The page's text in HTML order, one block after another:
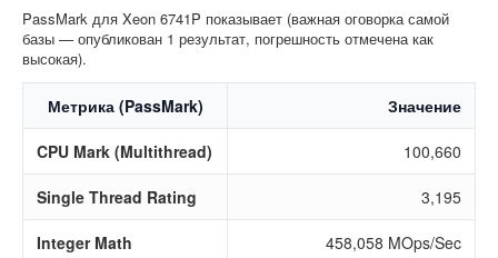
PassMark для Xeon 6741P показывает (важная оговорка самой
базы — опубликован 1 результат, погрешность отмечена как
высокая).
Метрика (PassMark) Значение
CPU Mark (Multithread) 100,660
Single Thread Rating 3,195
Integer Math 458,058 MOps/Sec